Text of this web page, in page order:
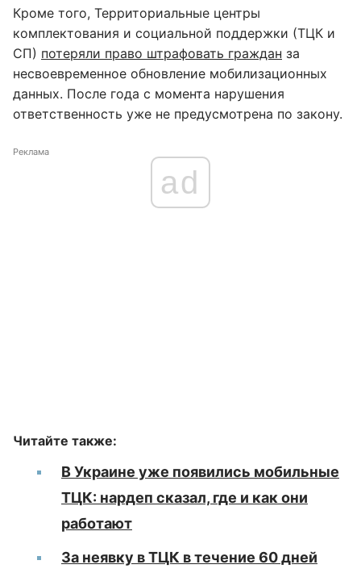
Кроме того, Территориальные центры
комплектования и социальной поддержки (ТЦК и
СП) потеряли право штрафовать граждан за
несвоевременное обновление мобилизационных
данных. После года с момента нарушения
ответственность уже не предусмотрена по закону.
Реклама
ad
Читайте также:
В Украине уже появились мобильные
ТЦК: нардеп сказал, где и как они
работают
За неявку в ТЦК в течение 60 дней